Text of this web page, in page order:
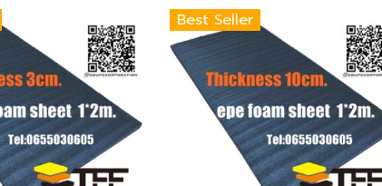
Best Seller